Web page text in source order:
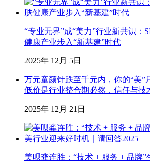
“专业无界”成“美力”行业新共识：
健康产业步入“新基建”时代
2025年 12月 5日
万元童颜针跌至千元内，你的“美”
低价是行业整合期必然，信任与技
2025年 12月 21日
美呗龚连胜：“技术 + 服务 + 品牌